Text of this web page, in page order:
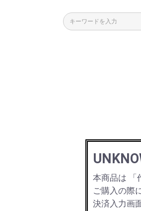
本商品は 「
ご購入の際
決済入力画